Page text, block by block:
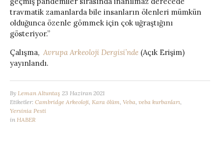
travmatik zamanlarda bile insanların ölenleri mümkün
olduğunca özenle gömmek için çok uğraştığını
gösteriyor.”
Çalışma, Avrupa Arkeoloji Dergisi’nde (Açık Erişim)
yayınlandı.
By Leman Altuntaş 23 Haziran 2021
Etiketler: Cambridge Arkeoloji Kara ölüm Veba veba kurbanları
Yersinia Pesti
in HABER